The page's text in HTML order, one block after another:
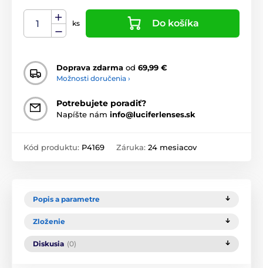
ks Do košíka
Doprava zdarma od 69,99 €
Možnosti doručenia ›
Potrebujete poradiť?
Napíšte nám info@luciferlenses.sk
Kód produktu: P4169 Záruka: 24 mesiacov
Popis a parametre
Zloženie
Diskusia (0)